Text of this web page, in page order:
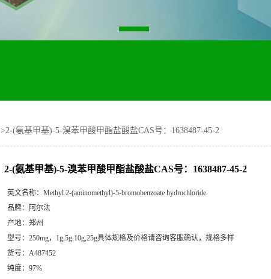
>2-(氨基甲基)-5-溴苯甲酸甲酯盐酸盐CAS号：1638487-45-2
2-(氨基甲基)-5-溴苯甲酸甲酯盐酸盐CAS号：1638487-45-2
英文名称： Methyl 2-(aminomethyl)-5-bromobenzoate hydrochloride
品牌：
阿尔法
产地： 郑州
型号： 250mg，1g,5g,10g,25g具体规格及价格请咨询客服确认，规格多样
货号： A487452
纯度： 97%